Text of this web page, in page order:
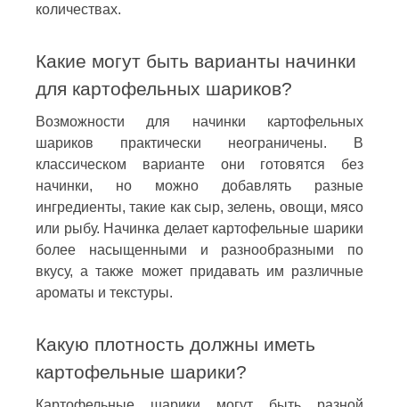
количествах.
Какие могут быть варианты начинки
для картофельных шариков?
Возможности для начинки картофельных
шариков практически неограничены. В
классическом варианте они готовятся без
начинки, но можно добавлять разные
ингредиенты, такие как сыр, зелень, овощи, мясо
или рыбу. Начинка делает картофельные шарики
более насыщенными и разнообразными по
вкусу, а также может придавать им различные
ароматы и текстуры.
Какую плотность должны иметь
картофельные шарики?